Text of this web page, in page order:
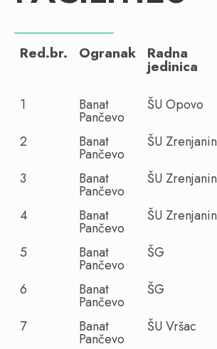
Red.br. Ogranak Radna
jedinica
1 Banat
Pančevo
ŠU Opovo
2
Banat
Pančevo
ŠU Zrenjanin
3
Banat
Pančevo
ŠU Zrenjanin
4
Banat
Pančevo
ŠU Zrenjanin
5
Banat
Pančevo
ŠG
6
Banat
Pančevo
ŠG
7
Banat
Pančevo
ŠU Vršac